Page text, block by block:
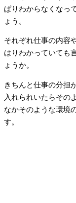
ぱりわからなくなっ
ょう。
それぞれ仕事の内容
はりわかっていても
ょうか。
きちんと仕事の分担
入れられいたらその
なかそのような環境
す。